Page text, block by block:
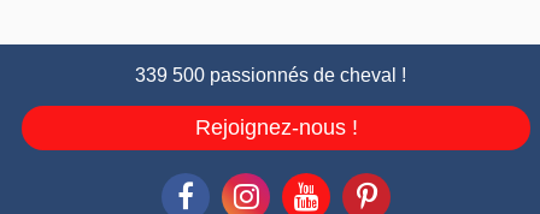
339 500 passionnés de cheval !
Rejoignez-nous !